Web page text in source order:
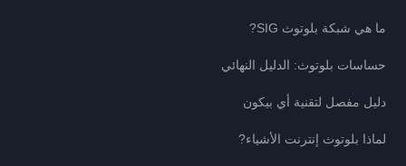
ما هي شبكة بلوتوث SIG?
حساسات بلوتوث: الدليل النهائي
دليل مفصل لتقنية أي بيكون
لماذا بلوتوث إنترنت الأشياء?